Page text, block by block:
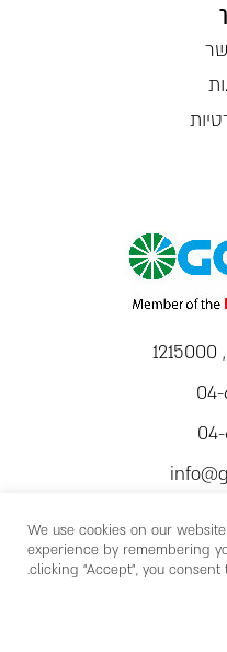
We use cookies on our
experience by remembering
clicking “Accept”, you